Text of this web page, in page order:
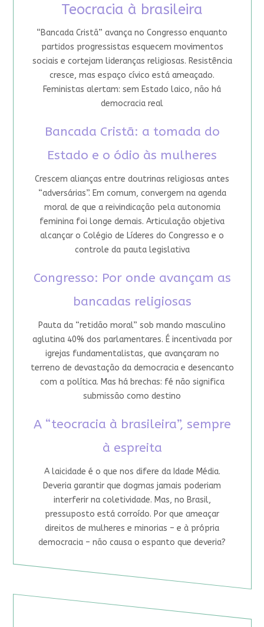
Teocracia à brasileira
“Bancada Cristã” avança no Congresso enquanto
partidos progressistas esquecem movimentos
sociais e cortejam lideranças religiosas. Resistência
cresce, mas espaço cívico está ameaçado.
Feministas alertam: sem Estado laico, não há
democracia real
Bancada Cristã: a tomada do
Estado e o ódio às mulheres
Crescem alianças entre doutrinas religiosas antes
“adversárias”. Em comum, convergem na agenda
moral de que a reivindicação pela autonomia
feminina foi longe demais. Articulação objetiva
alcançar o Colégio de Líderes do Congresso e o
controle da pauta legislativa
Congresso: Por onde avançam as
bancadas religiosas
Pauta da “retidão moral” sob mando masculino
aglutina 40% dos parlamentares. É incentivada por
igrejas fundamentalistas, que avançaram no
terreno de devastação da democracia e desencanto
com a política. Mas há brechas: fé não significa
submissão como destino
A “teocracia à brasileira”, sempre
à espreita
A laicidade é o que nos difere da Idade Média.
Deveria garantir que dogmas jamais poderiam
interferir na coletividade. Mas, no Brasil,
pressuposto está corroído. Por que ameaçar
direitos de mulheres e minorias – e à própria
democracia – não causa o espanto que deveria?